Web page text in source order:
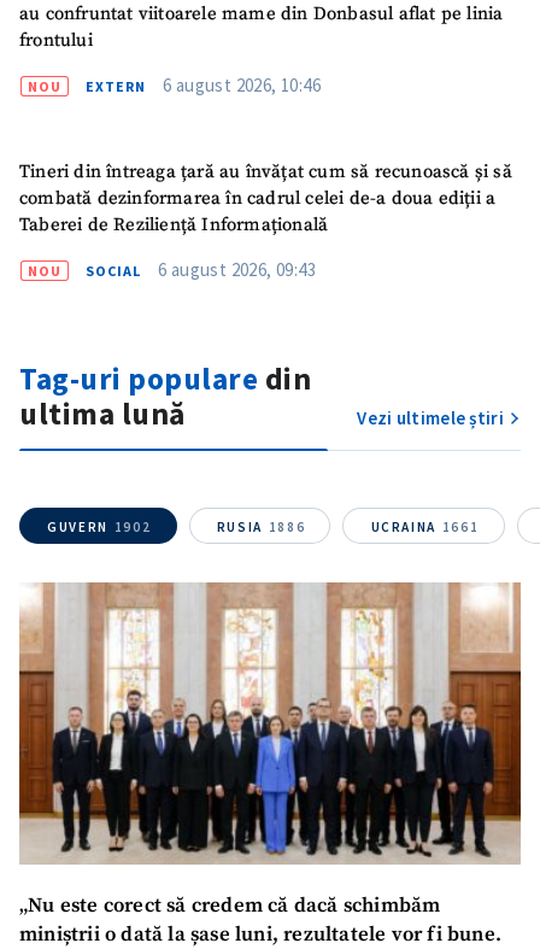
au confruntat viitoarele mame din Donbasul aflat pe linia
frontului
NOU EXTERN 6 august 2026, 10:46
Tineri din întreaga țară au învățat cum să recunoască și să
combată dezinformarea în cadrul celei de-a doua ediții a
Taberei de Reziliență Informațională
NOU SOCIAL 6 august 2026, 09:43
Tag-uri populare din
ultima lună
Vezi ultimele știri
GUVERN 1902 RUSIA 1886 UCRAINA 1661
„Nu este corect să credem că dacă schimbăm
miniștrii o dată la șase luni, rezultatele vor fi bune.
ȘTIREA MEA
Titlu știre+ Adaugă titlu
Mesajul știrei
+ Mesajul știrei
CONTACT SURSĂ
Sursă anonimă
Nume+ Numele meu
Email+ Emailul meu